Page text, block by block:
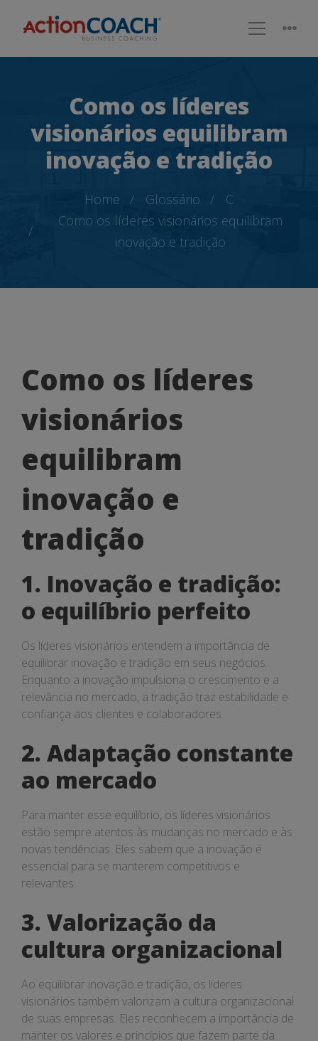
Como os líderes
visionários equilibram
inovação e tradição
Home Glossário
C
Como os líderes visionários equilibram
inovação e tradição
Como
os
líderes
visionários
equilibram
inovação
e
tradição
Como os líderes
visionários
equilibram
inovação e
tradição
1. Inovação e tradição:
o equilíbrio perfeito
Os líderes visionários entendem a importância de
equilibrar inovação e tradição em seus negócios.
Enquanto a inovação impulsiona o crescimento e a
relevância no mercado, a tradição traz estabilidade e
confiança aos clientes e colaboradores.
2. Adaptação constante
ao mercado
Para manter esse equilíbrio, os líderes visionários
estão sempre atentos às mudanças no mercado e às
novas tendências. Eles sabem que a inovação é
essencial para se manterem competitivos e
relevantes.
3. Valorização da
cultura organizacional
Ao equilibrar inovação e tradição, os líderes
visionários também valorizam a cultura organizacional
de suas empresas. Eles reconhecem a importância de
manter os valores e princípios que fazem parte da